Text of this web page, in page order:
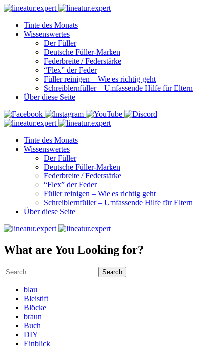
Tinte des Monats
Wissenswertes
Der Füller
Deutsche Füller-Marken
Federbreite / Federstärke
“Flex” der Feder
Füller reinigen – Wie es richtig geht
Schreiblernfüller – Umfassende Hilfe für Eltern
Über diese Seite
Tinte des Monats
Wissenswertes
Der Füller
Deutsche Füller-Marken
Federbreite / Federstärke
“Flex” der Feder
Füller reinigen – Wie es richtig geht
Schreiblernfüller – Umfassende Hilfe für Eltern
Über diese Seite
What are You Looking for?
Search
blau
Bleistift
Blöcke
braun
Buch
DIY
Einblick